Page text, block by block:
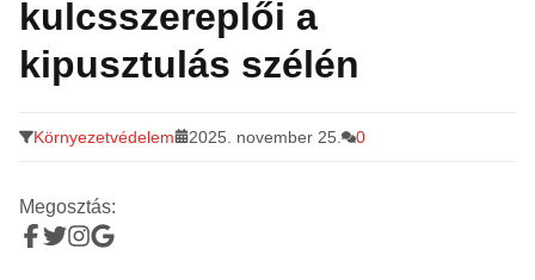
kulcsszereplői a
kipusztulás szélén
Környezetvédelem 2025. november 25. 0
Megosztás: